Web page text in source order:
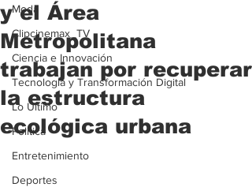
Moda
Clipcinemax_TV
Ciencia e Innovación
Tecnología y Transformación Digital
Lo Ultimo
Politica
Entretenimiento
Deportes
y el Área
Metropolitana
trabajan por recuperar
la estructura
ecológica urbana